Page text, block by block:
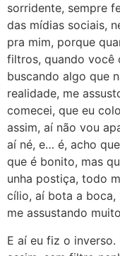
sorridente, sempre
das mídias sociais,
pra mim, porque
filtros, quando você
buscando algo que
realidade, me
comecei, que eu
assim, aí não vou
aí né, e… é, acho
que é bonito, mas
unha postiça, todo
cílio, aí bota a
me assustando
E aí eu fiz o